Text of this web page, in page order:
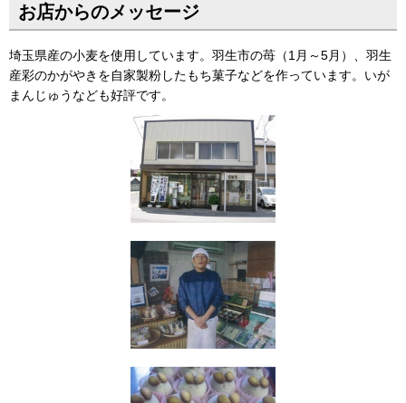
お店からのメッセージ
埼玉県産の小麦を使用しています。羽生市の苺（1月～5月）、羽生
産彩のかがやきを自家製粉したもち菓子などを作っています。いが
まんじゅうなども好評です。